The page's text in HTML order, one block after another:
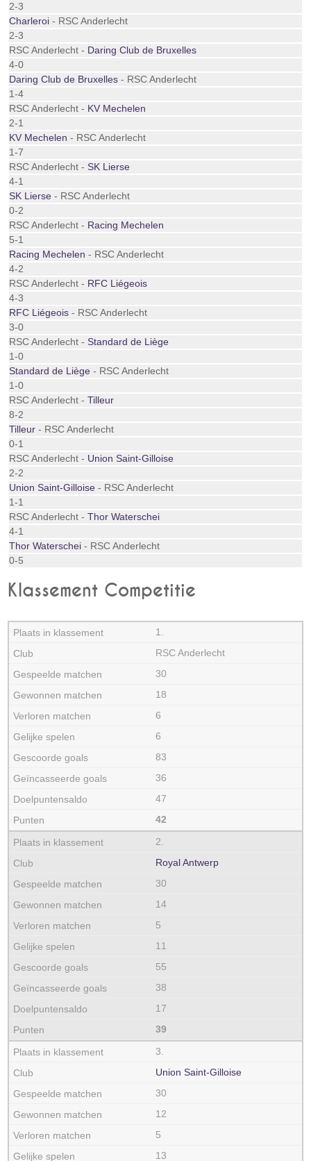
2-3
Charleroi - RSC Anderlecht
2-3
RSC Anderlecht - Daring Club de Bruxelles
4-0
Daring Club de Bruxelles - RSC Anderlecht
1-4
RSC Anderlecht - KV Mechelen
2-1
KV Mechelen - RSC Anderlecht
1-7
RSC Anderlecht -SK Lierse
4-1
SK Lierse - RSC Anderlecht
0-2
RSC Anderlecht - Racing Mechelen
5-1
Racing Mechelen - RSC Anderlecht
4-2
RSC Anderlecht - RFC Liégeois
4-3
RFC Liégeois - RSC Anderlecht
3-0
RSC Anderlecht -Standard de Liège
1-0
Standard de Liège - RSC Anderlecht
1-0
RSC Anderlecht -Tilleur
8-2
Tilleur - RSC Anderlecht
0-1
RSC Anderlecht - Union Saint-Gilloise
2-2
Union Saint-Gilloise - RSC Anderlecht
1-1
RSC Anderlecht -Thor Waterschei
4-1
Thor Waterschei - RSC Anderlecht
0-5
Klassement Competitie
1.
RSC Anderlecht
30
18
6
6
83
36
47
42
2.
Royal Antwerp
30
14
5
11
55
38
17
39
3.
Union Saint-Gilloise
30
12
5
13